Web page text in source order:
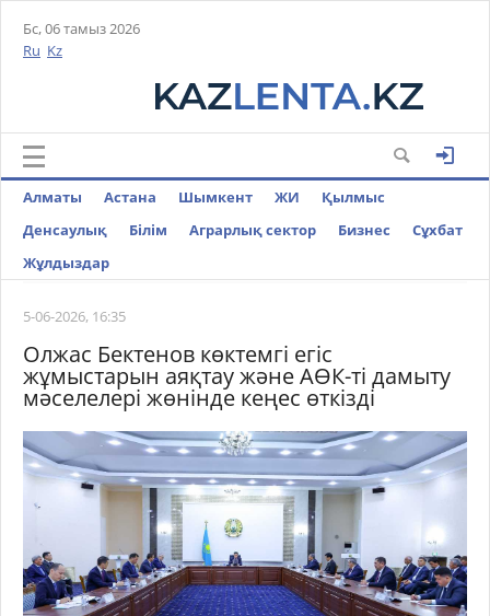
Бс, 06 тамыз 2026
Ru Kz
Алматы Астана Шымкент ЖИ
Қылмыс
Денсаулық
Білім Аграрлық сектор Бизнес
Cұхбат
Жұлдыздар
5-06-2026, 16:35
Олжас Бектенов көктемгі егіс
жұмыстарын аяқтау және АӨК-ті дамыту
мәселелері жөнінде кеңес өткізді